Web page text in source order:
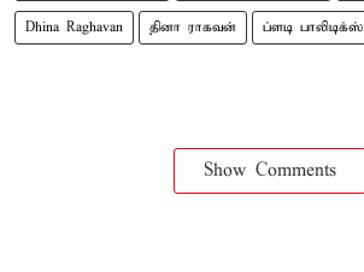
Dhina Raghavan தினா ராகவன் ப்ளடி பாலிடிக்ஸ்
Show Comments